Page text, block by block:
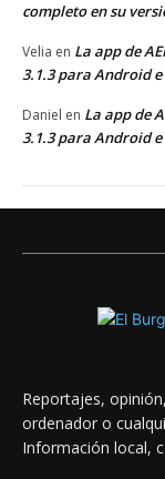
completo en su
Velia en La app de
3.1.3 para Android e
Daniel en La app de
3.1.3 para Android e
Reportajes,
ordenador o
Información local,